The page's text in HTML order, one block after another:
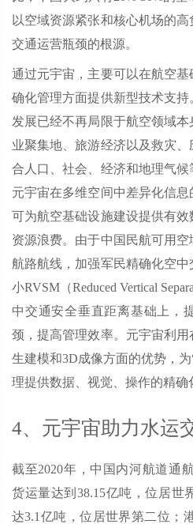
以空域资源紧张和核心机场的
交通运营瓶颈的根源。
通过元宇宙，主要可以在航空
确化管理方面提供新型技术支
发展已经不再局限于航空领域
业聚集地、旅游经济以及救灾
合人口、社会、经济和地理气
元宇宙在多维空间中差异化信息
可为航空基础设施建设提供有
资源浪费。由于中国民航可用
航路航线，加强军民精确化空
小RVSM（Reduced Vertical
中交通安全垂直距离基础上，
颈，提高管理效率。元宇宙利
生建模和3D成像方面的优势，
理提供数据、视觉、操作的精确
4、元宇宙助力水运
截至2020年，中国内河航道通
货运量达到38.15亿吨，位居世
达3.1亿吨，位居世界第二位；